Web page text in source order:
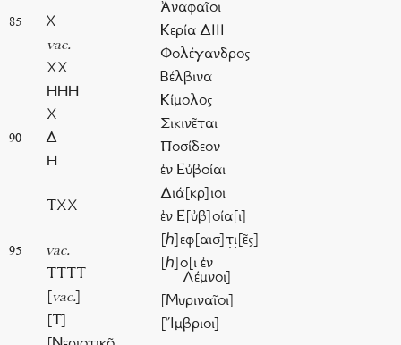
85
Χ
vac.
ΧΧ
ΗΗΗ
Χ
90
Δ
Η
ΤΧΧ
95
vac.
ΤΤΤΤ
vac.
[Τ]
Ἀναφαῖοι
Κερία ΔΙΙΙ
Φολέγανδρος
Βέλβινα
Κίμολος
Σικινε͂ται
Ποσίδεον
ἐν Εὐβοίαι
Διά[κρ]ιοι
ἐν Ε[ὐβ]οία[ι]
[ℎ]εφ[αισ]τ̣ι̣[ε͂ς]
[ℎ]ο[ι ἐν
Λέμνοι]
[Μυριναῖοι]
[Ἴμβριοι]